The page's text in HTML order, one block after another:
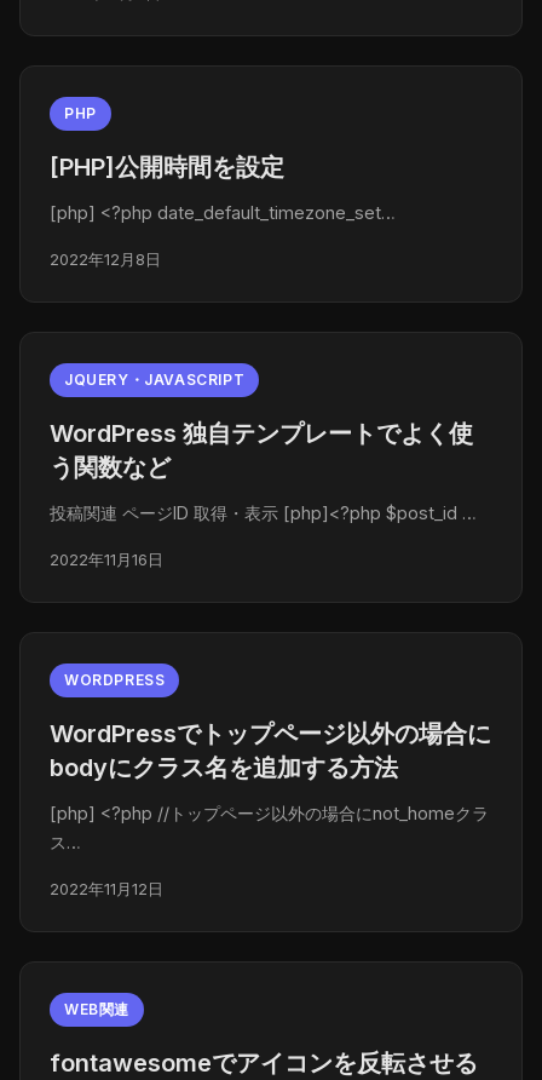
PHP
[PHP]公開時間を設定
[php] <?php date_default_timezone_set…
2022年12月8日
JQUERY・JAVASCRIPT
WordPress 独自テンプレートでよく使
う関数など
投稿関連 ページID 取得・表示 [php]<?php $post_id …
2022年11月16日
WORDPRESS
WordPressでトップページ以外の場合に
bodyにクラス名を追加する方法
[php] <?php //トップページ以外の場合にnot_homeクラ
ス…
2022年11月12日
WEB関連
fontawesomeでアイコンを反転させる